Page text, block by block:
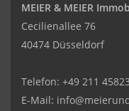
MEIER & MEIER
Cecilienallee 76
40474 Düsseldorf
Telefon: +49 211
E-Mail: